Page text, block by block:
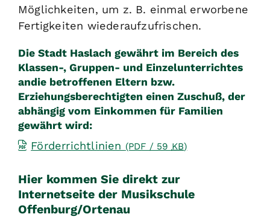
Möglichkeiten, um z. B. einmal erworbene
Fertigkeiten wiederaufzufrischen.
Die Stadt Haslach gewährt im Bereich des
Klassen-, Gruppen- und Einzelunterrichtes
andie betroffenen Eltern bzw.
Erziehungsberechtigten einen Zuschuß, der
abhängig vom Einkommen für Familien
gewährt wird:
Förderrichtlinien (PDF / 59 KB)
Hier kommen Sie direkt zur
Internetseite der Musikschule
Offenburg/Ortenau